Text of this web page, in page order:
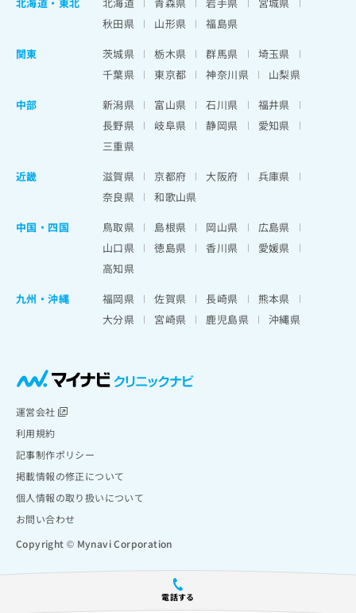
電話する
秋田県
山形県
福島県
関東
茨城県 栃木県 群馬県
埼玉県
千葉県
東京都 神奈川県
山梨県
中部
新潟県 富山県 石川県
福井県
長野県
岐阜県 静岡県
愛知県
三重県
近畿
滋賀県 京都府 大阪府
兵庫県
奈良県
和歌山県
中国・四国
鳥取県 島根県 岡山県
広島県
山口県
徳島県 香川県
愛媛県
高知県
九州・沖縄
福岡県 佐賀県 長崎県
熊本県
大分県
宮崎県 鹿児島県 沖縄県
運営会社
利用規約
記事制作ポリシー
掲載情報の修正について
個人情報の取り扱いについて
お問い合わせ
Copyright © Mynavi Corporation